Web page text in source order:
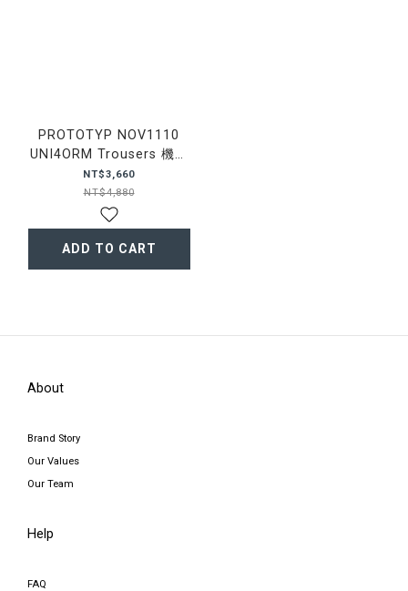
PROTOTYP NOV1110
UNI4ORM Trousers 機能
尼龍 長褲
NT$3,660
NT$4,880
ADD TO CART
About
Brand Story
Our Values
Our Team
Help
FAQ